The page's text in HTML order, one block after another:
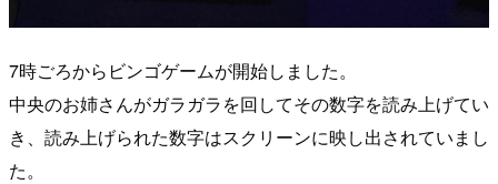
7時ごろからビンゴゲームが開始しました。
中央のお姉さんがガラガラを回してその数字を読み上げてい
き、読み上げられた数字はスクリーンに映し出されていまし
た。